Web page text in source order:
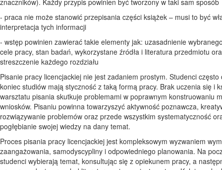
- praca nie może stanowić przepisania części książek – musi to być
interpretacja tych informacji
- wstęp powinien zawierać takie elementy jak: uzasadnienie
cele pracy, stan badań, wykorzystane źródła i literatura przedmiotu
streszczenie każdego rozdziału
Pisanie pracy licencjackiej nie jest zadaniem prostym. Studenci często
koniec studiów mają styczność z taką formą pracy. Brak uczenia się i
warsztatu pisania skutkuje problemami w poprawnym konstruowaniu
wniosków. Pisaniu powinna towarzyszyć aktywność poznawcza,
rozwiązywanie problemów oraz przede wszystkim systematyczność
pogłębianie swojej wiedzy na dany temat.
Proces pisania pracy licencjackiej jest kompleksowym wyzwaniem
zaangażowania, samodyscypliny i odpowiedniego planowania. Na
studenci wybierają temat, konsultując się z opiekunem pracy, a